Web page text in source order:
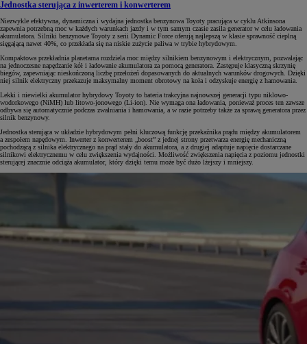
Jednostka sterująca z inwerterem i konwerterem
Niezwykle efektywna, dynamiczna i wydajna jednostka benzynowa Toyoty pracująca w cyklu Atkinsona
zapewnia potrzebną moc w każdych warunkach jazdy i w tym samym czasie zasila generator w celu ładowania
akumulatora. Silniki benzynowe Toyoty z serii Dynamic Force oferują najlepszą w klasie sprawność cieplną
sięgającą nawet 40%, co przekłada się na niskie zużycie paliwa w trybie hybrydowym.
Kompaktowa przekładnia planetarna rozdziela moc między silnikiem benzynowym i elektrycznym, pozwalając
na jednoczesne napędzanie kół i ładowanie akumulatora za pomocą generatora. Zastępuje klasyczną skrzynię
biegów, zapewniając nieskończoną liczbę przełożeń dopasowanych do aktualnych warunków drogowych. Dzięki
niej silnik elektryczny przekazuje maksymalny moment obrotowy na koła i odzyskuje energię z hamowania.
Lekki i niewielki akumulator hybrydowy Toyoty to bateria trakcyjna najnowszej generacji typu niklowo-
wodorkowego (NiMH) lub litowo-jonowego (Li-ion). Nie wymaga ona ładowania, ponieważ proces ten zawsze
odbywa się automatycznie podczas zwalniania i hamowania, a w razie potrzeby także za sprawą generatora przez
silnik benzynowy.
Jednostka sterująca w układzie hybrydowym pełni kluczową funkcję przekaźnika prądu między akumulatorem
a zespołem napędowym. Inwerter z konwerterem „boost” z jednej strony przetwarza energię mechaniczną
pochodzącą z silnika elektrycznego na prąd stały do akumulatora, a z drugiej adaptuje napięcie dostarczane
silnikowi elektrycznemu w celu zwiększenia wydajności. Możliwość zwiększenia napięcia z poziomu jednostki
sterującej znacznie odciąża akumulator, który dzięki temu może być dużo lżejszy i mniejszy.